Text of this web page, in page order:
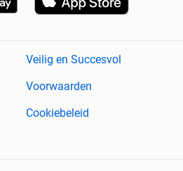
Veilig en Succesvol
Voorwaarden
Cookiebeleid